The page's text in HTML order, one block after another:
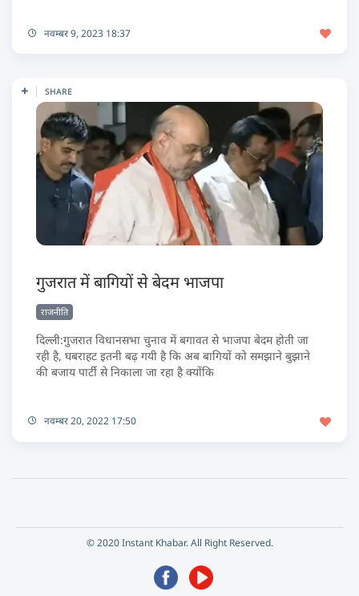
नवम्बर 9, 2023 18:37
SHARE
गुजरात में बागियों से बेदम भाजपा
राजनीति
दिल्ली:गुजरात विधानसभा चुनाव में बगावत से भाजपा बेदम होती जा
रही है, घबराहट इतनी बढ़ गयी है कि अब बागियों को समझाने बुझाने
की बजाय पार्टी से निकाला जा रहा है क्योंकि
नवम्बर 20, 2022 17:50
© 2020 Instant Khabar. All Right Reserved.